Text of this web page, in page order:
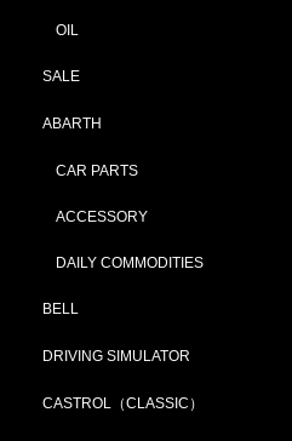
OIL
SALE
ABARTH
CAR PARTS
ACCESSORY
DAILY COMMODITIES
BELL
DRIVING SIMULATOR
CASTROL（CLASSIC）